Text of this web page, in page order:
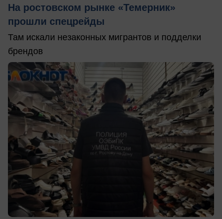
На ростовском рынке «Темерник»
прошли спецрейды
Там искали незаконных мигрантов и подделки
брендов